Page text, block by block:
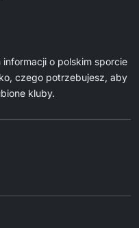
o polskim sporcie
czego potrzebujesz, aby
kluby.